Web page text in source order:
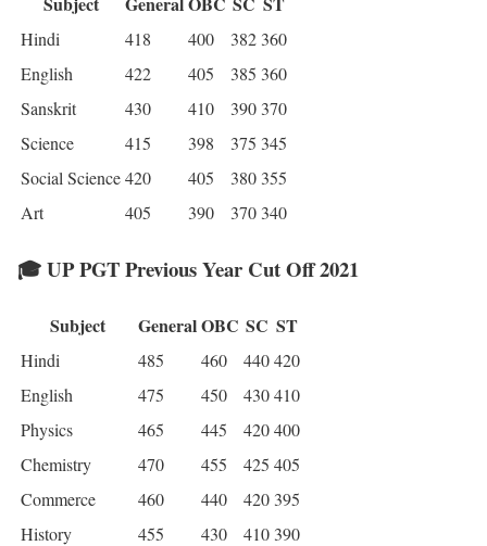
Hindi 418 400 382 360
English
422 405 385 360
Sanskrit
430 410 390 370
Science
415 398 375 345
Social Science420 405 380 355
Art
405 390 370 340
🎓 UP PGT Previous Year Cut Off 2021
Subject GeneralOBC SC ST
Hindi 485 460 440420
English
475 450 430410
Physics
465 445 420400
Chemistry
470 455 425 405
Commerce
460 440 420 395
History
455 430 410 390